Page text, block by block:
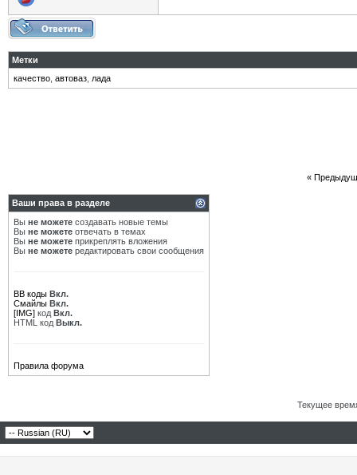
Метки
качество автоваз лада
«
Ваши права в разделе
Вы не можете создавать новые темы
Вы не можете отвечать в темах
Вы не можете прикреплять вложения
Вы не можете редактировать свои сообщения
BB коды Вкл.
Смайлы Вкл.
[IMG] код Вкл.
HTML код Выкл.
Правила форума
Текущее